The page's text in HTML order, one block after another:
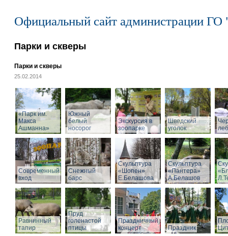
Официальный сайт администрации ГО
Парки и скверы
Парки и скверы
25.02.2014
«Парк им.
Макса
Ашманна»
Южный
белый
носорог
Экскурсия в
зоопарке
Шведский
уголок
Современный
вход
Снежный
барс
Скульптура
«Шопен»
Е.Белашова
Скульптура
«Пантера»
А.Белашов
Равнинный
тапир
Пруд
голенастой
птицы
Праздничный
концерт
Праздник